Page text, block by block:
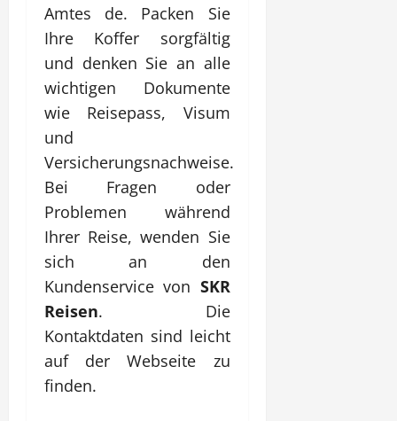
Amtes de. Packen Sie
Ihre Koffer sorgfältig
und denken Sie an alle
wichtigen Dokumente
wie Reisepass, Visum
und
Versicherungsnachweise.
Bei Fragen oder
Problemen während
Ihrer Reise, wenden Sie
sich an den
Kundenservice von SKR
Reisen. Die
Kontaktdaten sind leicht
auf der Webseite zu
finden.